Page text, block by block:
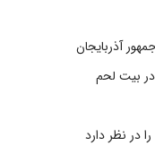
آذربایجان
بیت‌ لحم